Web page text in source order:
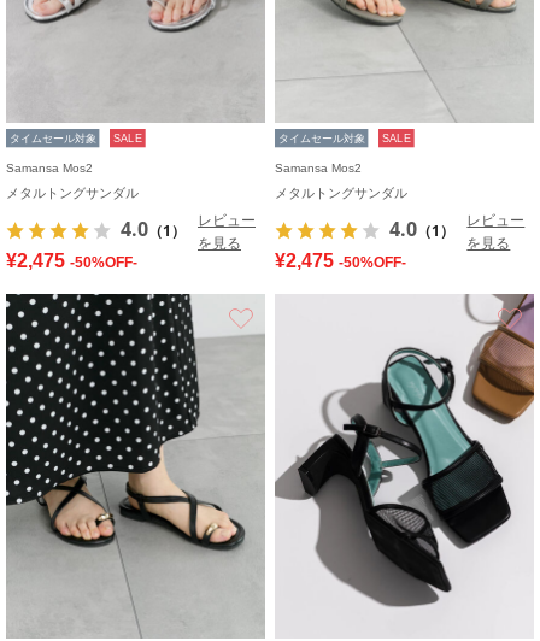
タイムセール対象 SALE
Samansa Mos2
メタルトングサンダル
4.0 （1）
レビュー
を見る
¥2,475 -50%OFF-
タイムセール対象 SALE
Samansa Mos2
メタルトングサンダル
4.0 （1）
レビュー
を見る
¥2,475 -50%OFF-